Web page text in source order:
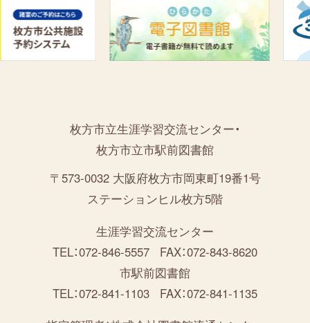
枚方市立生涯学習交流センター・
枚方市立市駅前図書館
〒573-0032 大阪府枚方市岡東町19番1号
ステーションヒル枚方5階
生涯学習交流センター
TEL：072-846-5557
FAX：072-843-8620
市駅前図書館
TEL：072-841-1103
FAX：072-841-1135